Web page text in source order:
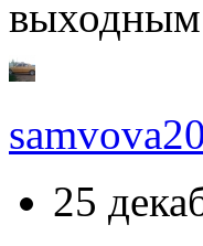
выходным
25